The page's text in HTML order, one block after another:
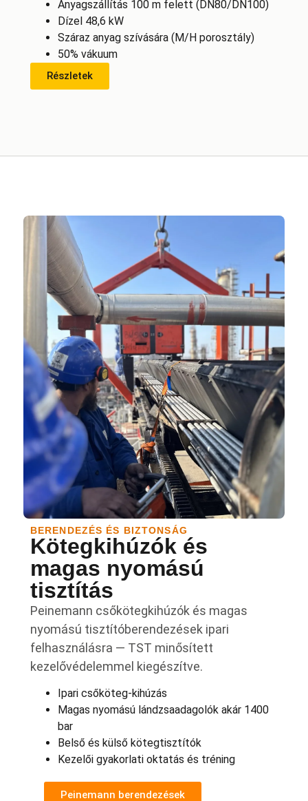
Anyagszállítás 100 m felett (DN80/DN100)
Dízel 48,6 kW
Száraz anyag szívására (M/H porosztály)
50% vákuum
Részletek
BERENDEZÉS ÉS BIZTONSÁG
Kötegkihúzók és
magas nyomású
tisztítás
Peinemann csőkötegkihúzók és magas
nyomású tisztítóberendezések ipari
felhasználásra — TST minősített
kezelővédelemmel kiegészítve.
Ipari csőköteg-kihúzás
Magas nyomású lándzsaadagolók akár 1400
bar
Belső és külső kötegtisztítók
Kezelői gyakorlati oktatás és tréning
Peinemann berendezések